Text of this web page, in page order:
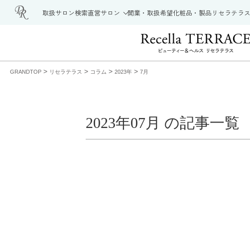
取扱サロン検索直営サロン 開業・取扱希望化粧品・製品 リセラテラス
GRANDTOP > リセラテラス > コラム > 2023年 > 7月
2023年07月 の記事一覧